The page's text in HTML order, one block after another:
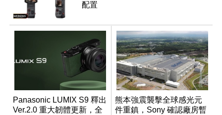
配置
Panasonic LUMIX S9 釋出
Ver.2.0 重大韌體更新，全
熊本強震襲擊全球感光元
件重鎮，Sony 確認廠房暫